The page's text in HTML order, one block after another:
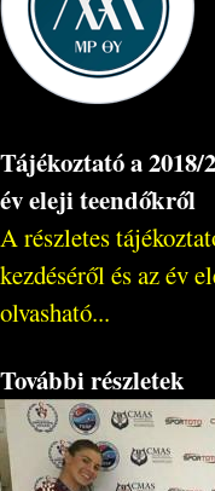
Tájékoztató a 2018/
év eleji teendőkről
A részletes
kezdéséről és az év
olvasható...
További részletek